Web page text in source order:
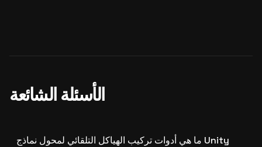
الأسئلة الشائعة
ما هي أدوات تركيب الهياكل التلقائي لمحول نماذج Unity